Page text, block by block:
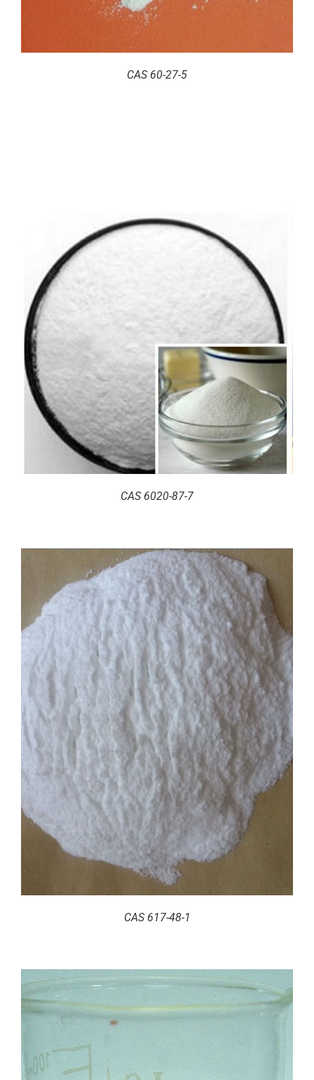
CAS 60-27-5
CAS 6020-87-7
CAS 617-48-1